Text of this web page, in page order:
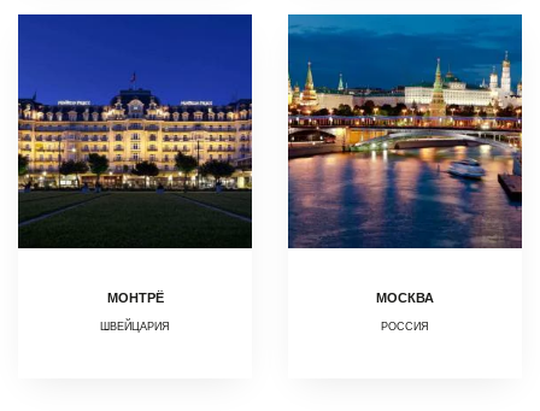
МОНТРЁ
ШВЕЙЦАРИЯ
МОСКВА
РОССИЯ